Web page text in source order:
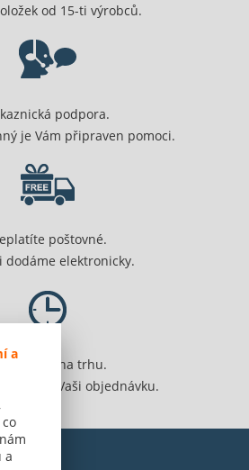
a
a
od 15-ti výrobců.
podpora.
je Vám připraven pomoci.
poštovné.
dodáme elektronicky.
20 let na trhu.
vyřídíme Vaši objednávku.